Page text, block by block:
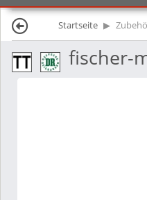
Startseite
fischer-